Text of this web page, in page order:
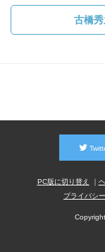
古橋
PC版に切り替え
プライバシ